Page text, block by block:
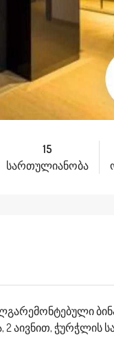
15
სართულიანობა
აივნით, ჭურჭლის